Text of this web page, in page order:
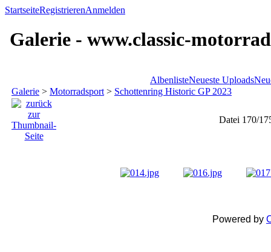
StartseiteRegistrierenAnmelden
Galerie - www.classic-
AlbenlisteNeueste Uploads
Galerie > Motorradsport > Schottenring Historic GP 2023
Datei 170/
Powered by